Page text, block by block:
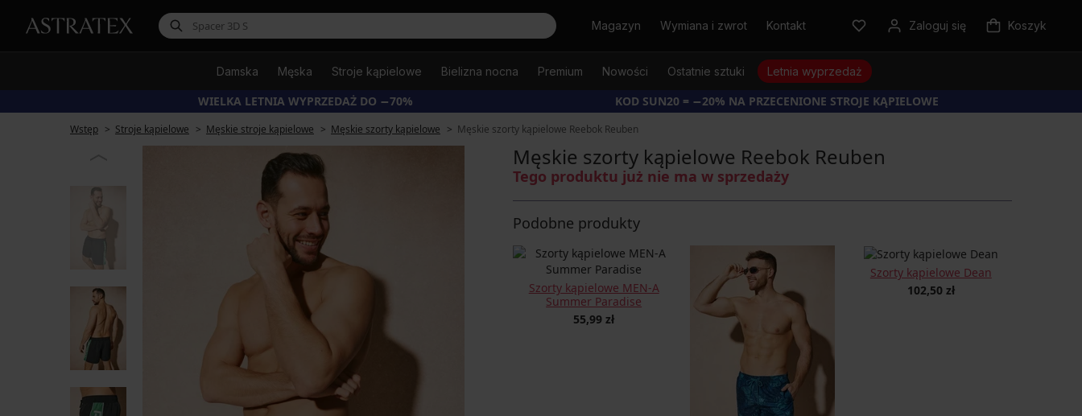
SzukajMagazyn Wymiana i zwrot Kontakt Zaloguj się Koszyk
Damska Męska Stroje kąpielowe Bielizna nocna Premium Nowości Ostatnie sztuki Letnia wyprzedaż
WIELKA LETNIA WYPRZEDAŻ DO −70% KOD SUN20 = −20% NA PRZECENIONE STROJE KĄPIELOWE
Wstęp Stroje kąpielowe Męskie stroje kąpielowe Męskie szorty kąpielowe Męskie szorty kąpielowe Reebok Reuben
Męskie szorty kąpielowe Reebok Reuben
Tego produktu już nie ma w sprzedaży
Podobne produkty
Szorty kąpielowe MEN-A
Summer Paradise
55,99 zł
Szorty kąpielowe Dean
102,50 zł